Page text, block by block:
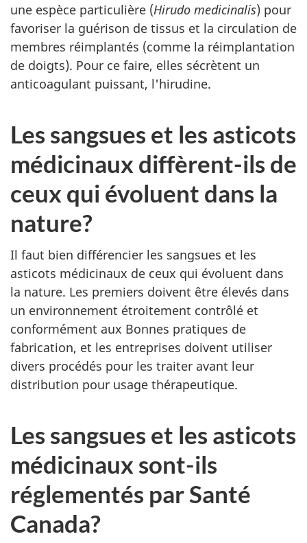
une espèce particulière (Hirudo medicinalis) pour
favoriser la guérison de tissus et la circulation de
membres réimplantés (comme la réimplantation
de doigts). Pour ce faire, elles sécrètent un
anticoagulant puissant, l'hirudine.
Les sangsues et les asticots
médicinaux diffèrent-ils de
ceux qui évoluent dans la
nature?
Il faut bien différencier les sangsues et les
asticots médicinaux de ceux qui évoluent dans
la nature. Les premiers doivent être élevés dans
un environnement étroitement contrôlé et
conformément aux Bonnes pratiques de
fabrication, et les entreprises doivent utiliser
divers procédés pour les traiter avant leur
distribution pour usage thérapeutique.
Les sangsues et les asticots
médicinaux sont-ils
réglementés par Santé
Canada?